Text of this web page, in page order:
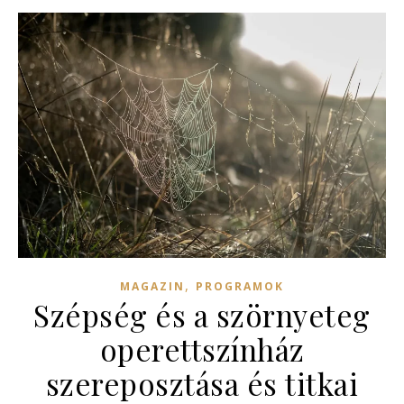
MAGAZIN , PROGRAMOK
Szépség és a szörnyeteg
operettszínház
szereposztása és titkai